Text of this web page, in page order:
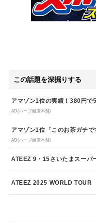
この話題を深掘りする
アマゾン1位の実績！380円で5
AD(ハーブ健康本舗)
アマゾン1位「このお茶ガチで
AD(ハーブ健康本舗)
ATEEZ 9・15さいたまスーパ
ATEEZ 2025 WORLD TOUR